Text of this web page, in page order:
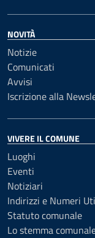
NOVITÀ
Notizie
Comunicati
Avvisi
Iscrizione alla
VIVERE IL COMUNE
Luoghi
Eventi
Notiziari
Indirizzi e Numeri
Statuto comunale
Lo stemma